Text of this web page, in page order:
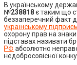
В українському
№238818є таким що
беззаперечний факт
українському
охорону прав на
підставах називати
РФ абсолютно
недобросовісної